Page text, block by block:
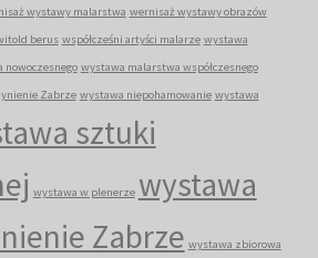
wystawy malarstwa wernisaż wystawy obrazów
berus współcześni artyści malarze wystawa
wystawa malarstwa współczesnego
Zabrze wystawa niepohamowanie wystawa
sztuki
wystawa w plenerze wystawa
Zabrze wystawa zbiorowa